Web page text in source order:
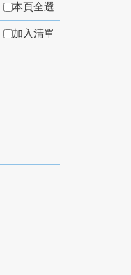
本頁全選
加入清單